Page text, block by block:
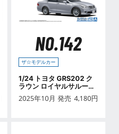
NO.142
ザ☆モデルカー
1/24 トヨタ GRS202 ク
ラウン ロイヤルサルーン
'08/'10
2025年10月 発売 4,180円